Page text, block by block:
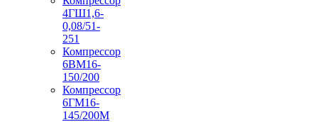
4ГШ1,6-
0,08/51-
251
Компрессор
6ВМ16-
150/200
Компрессор
6ГМ16-
145/200М